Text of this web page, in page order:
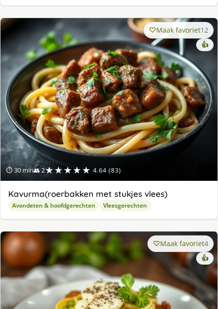
⏱ 30 min👥 2★★★★★ 4.64 (83)
Maak favoriet12
👍
Kavurma(roerbakken met stukjes vlees)
Avondeten & hoofdgerechten Vleesgerechten
Maak favoriet4
👍